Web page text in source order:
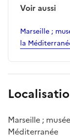
Voir aussi
Marseille ;
la
Marseille ;
Méditerranée